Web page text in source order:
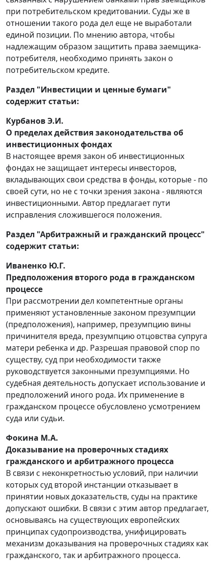
при потребительском кредитовании. Суды же в
отношении такого рода дел еще не выработали
единой позиции. По мнению автора, чтобы
надлежащим образом защитить права заемщика-
потребителя, необходимо принять закон о
потребительском кредите.
Раздел "Инвестиции и ценные бумаги"
содержит статьи:
Курбанов Э.И.
О пределах действия законодательства об
инвестиционных фондах
В настоящее время закон об инвестиционных
фондах не защищает интересы инвесторов,
вкладывающих свои средства в фонды, которые - по
своей сути, но не с точки зрения закона - являются
инвестиционными. Автор предлагает пути
исправления сложившегося положения.
Раздел "Арбитражный и гражданский процесс"
содержит статьи:
Иваненко Ю.Г.
Предположения второго рода в гражданском
процессе
При рассмотрении дел компетентные органы
применяют установленные законом презумпции
(предположения), например, презумпцию вины
причинителя вреда, презумпцию отцовства супруга
матери ребенка и др. Разрешая правовой спор по
существу, суд при необходимости также
руководствуется законными презумпциями. Но
судебная деятельность допускает использование и
предположений иного рода. Их применение в
гражданском процессе обусловлено усмотрением
суда или судьи.
Фокина М.А.
Доказывание на проверочных стадиях
гражданского и арбитражного процесса
В связи с неконкретностью условий, при наличии
которых суд второй инстанции отказывает в
принятии новых доказательств, суды на практике
допускают ошибки. В связи с этим автор предлагает,
основываясь на существующих европейских
принципах судопроизводства, унифицировать
механизм доказывания на проверочных стадиях как
гражданского, так и арбитражного процесса.